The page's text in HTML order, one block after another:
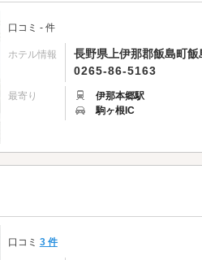
口コミ - 件
ホテル情報
長野県上伊那郡飯島町
0265-86-5163
最寄り
伊那本郷駅
駒ヶ根IC
口コミ 3 件